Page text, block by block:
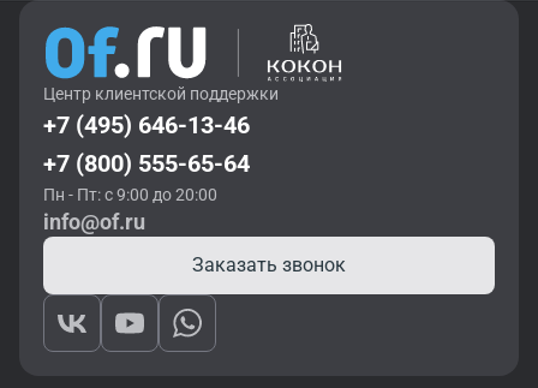
Центр клиентской поддержки
+7 (495) 646-13-46
+7 (800) 555-65-64
Пн - Пт: с 9:00 до 20:00
info@of.ru
Заказать звонок